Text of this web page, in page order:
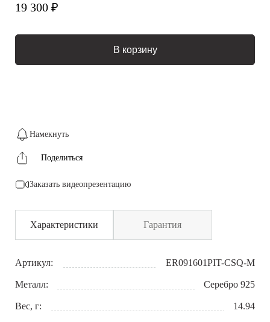
19 300 ₽
В корзину
Намекнуть
Поделиться
Заказать видеопрезентацию
Характеристики Гарантия
Артикул: ER091601PIT-CSQ-M
Металл: Серебро 925
Вес, г: 14.94